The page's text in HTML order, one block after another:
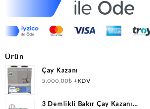
Ürün
Çay Kazanı
5.000,00₺ +KDV
3 Demlikli Bakır Çay Kazanı